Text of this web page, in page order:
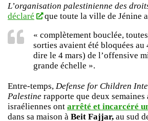
L’organisation palestinienne des
déclaré
que toute la ville de Jénine
« complètement bouclée,
sorties avaient été bloquées au
dire le 4 mars) de l’offensive
grande échelle ».
Entre-temps, Defense for Children
Palestine rapporte que deux semaines
israéliennes ont arrêté et incarcéré
dans sa maison à Beit Fajjar, au sud